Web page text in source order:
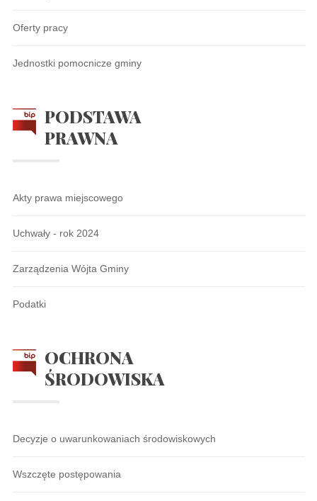
Oferty pracy
Jednostki pomocnicze gminy
PODSTAWA
PRAWNA
Akty prawa miejscowego
Uchwały - rok 2024
Zarządzenia Wójta Gminy
Podatki
OCHRONA
ŚRODOWISKA
Decyzje o uwarunkowaniach środowiskowych
Wszczęte postępowania